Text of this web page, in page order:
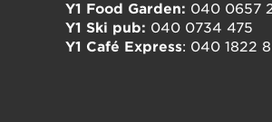
Y1 Food Garden: 040 0657
Y1 Ski pub: 040 0734 475
Y1 Café Express: 040 1822